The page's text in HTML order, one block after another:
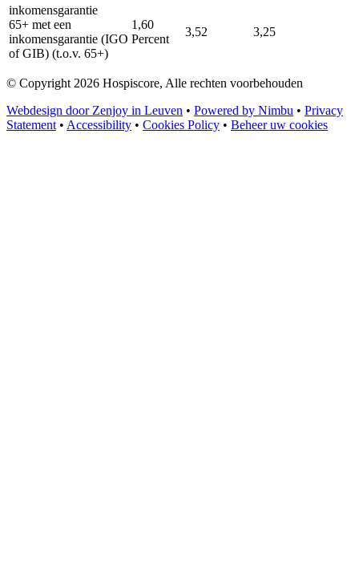
inkomensgarantie
65+ met een
inkomensgarantie (IGO
of GIB) (t.o.v. 65+)
1,60
Percent
3,52 3,25
© Copyright 2026 Hospiscore, Alle rechten voorbehouden
Webdesign door Zenjoy in Leuven • Powered by Nimbu • Privacy
Statement • Accessibility • Cookies Policy • Beheer uw cookies